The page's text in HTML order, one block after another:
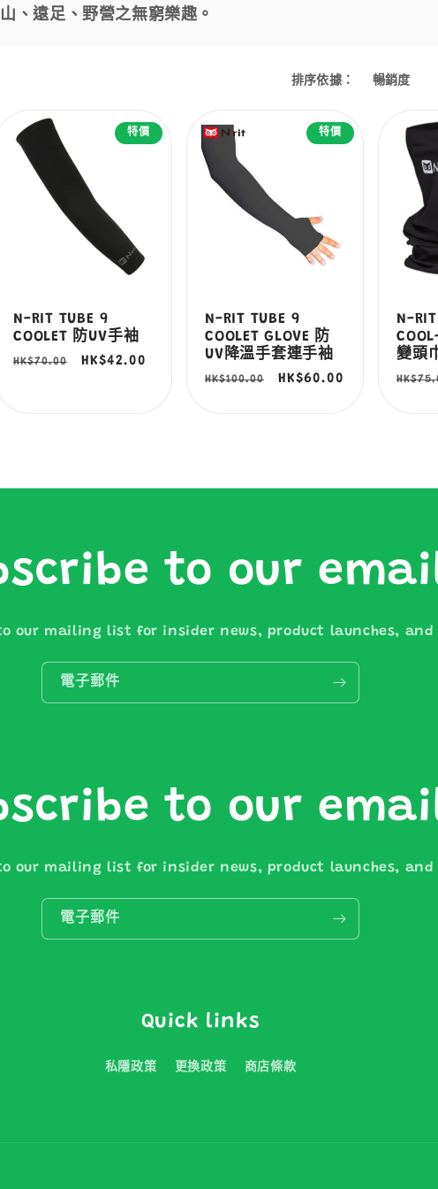
、遠足、野營之無窮樂趣。
排序依據：
特價
N-RIT TUBE 9
COOLET 防UV手袖
定
HK$70.00
售
HK$42.00
特價
N-RIT TUBE 9
COOLET GLOVE 防
UV降溫手套連手袖
定
HK$100.00
售
HK$60.00
N-
變頭
定
to our
our mailing list for insider news, product launches, and
電子郵件
to our
our mailing list for insider news, product launches, and
電子郵件
Quick links
私隱政策 更換政策 商店條款